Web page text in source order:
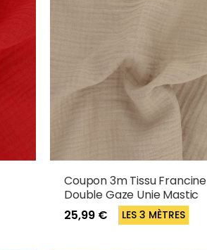
Coupon 3m Tissu Francine
Double Gaze Unie Mastic
25,99 €
LES 3 MÈTRES